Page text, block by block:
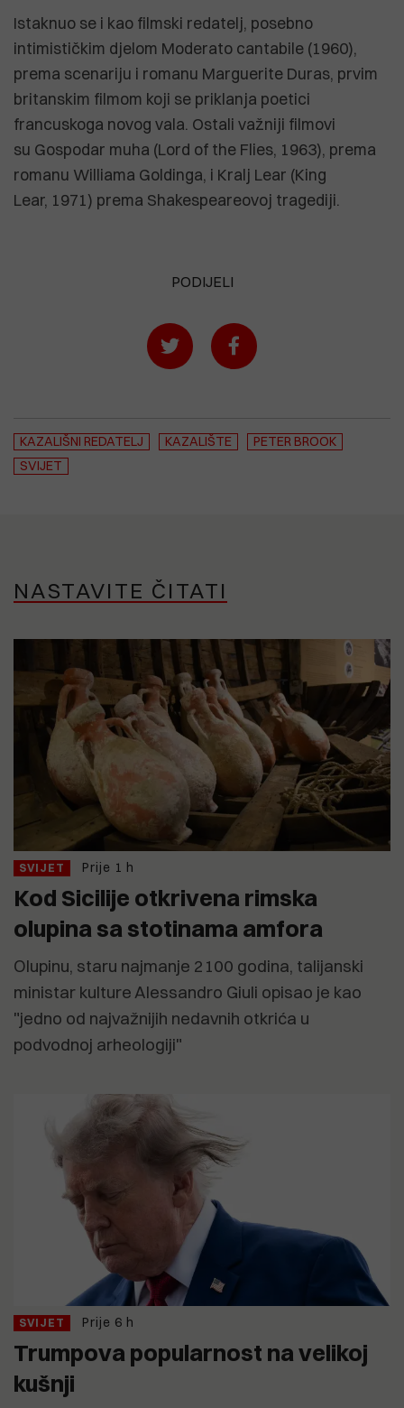
Istaknuo se i kao filmski redatelj, posebno
intimističkim djelom Moderato cantabile (1960),
prema scenariju i romanu Marguerite Duras, prvim
britanskim filmom koji se priklanja poetici
francuskoga novog vala. Ostali važniji filmovi
su Gospodar muha (Lord of the Flies, 1963), prema
romanu Williama Goldinga, i Kralj Lear (King
Lear, 1971) prema Shakespeareovoj tragediji.
PODIJELI
KAZALIŠNI REDATELJ KAZALIŠTE
PETER BROOK
SVIJET
NASTAVITE ČITATI
SVIJET Prije 1 h
Kod Sicilije otkrivena rimska
olupina sa stotinama amfora
Olupinu, staru najmanje 2100 godina, talijanski
ministar kulture Alessandro Giuli opisao je kao
"jedno od najvažnijih nedavnih otkrića u
podvodnoj arheologiji"
SVIJET Prije 6 h
Trumpova popularnost na velikoj
kušnji